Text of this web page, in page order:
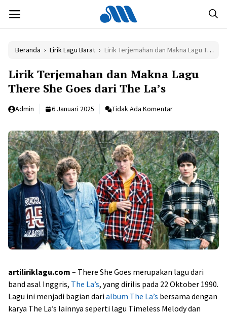
isi
MENU
Beranda › Lirik Lagu Barat › Lirik Terjemahan dan Makna Lagu There She Goes dari The La’s
Lirik Terjemahan dan Makna Lagu
There She Goes dari The La’s
Admin 6 Januari 2025 Tidak Ada Komentar
artiliriklagu.com – There She Goes merupakan lagu dari
band asal Inggris, The La’s, yang dirilis pada 22 Oktober 1990.
Lagu ini menjadi bagian darialbum The La’s bersama dengan
karya The La’s lainnya seperti lagu Timeless Melody dan